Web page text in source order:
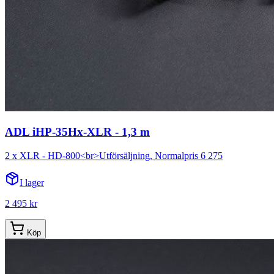
ADL iHP-35Hx-XLR - 1,3 m
2 x XLR - HD-800<br>Utförsäljning, Normalpris 6 275
I lager
2 495 kr
Köp